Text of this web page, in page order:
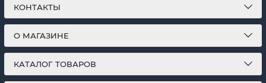
КОНТАКТЫ
О МАГАЗИНЕ
КАТАЛОГ ТОВАРОВ